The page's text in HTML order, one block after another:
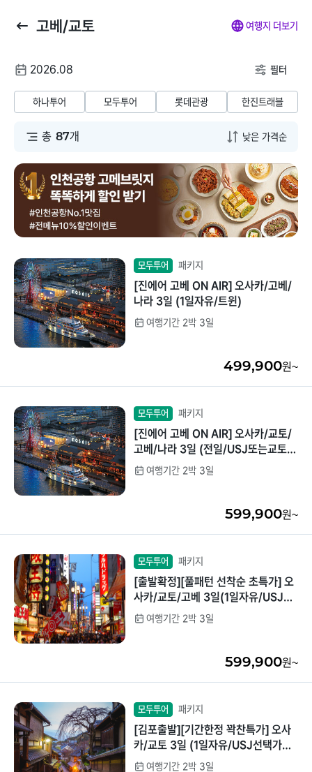
뒤
기
고베/교토 여행지 더보기
여
짜
2026.08 필터
하나투어 모두투어 롯데관광 한진트래블
총 87개
모두투어 패키지
[진에어 고베 ON AIR] 오사카/고베/
나라 3일 (1일자유/트윈)
여행기간 2박 3일
499,900원~
모두투어 패키지
[진에어 고베 ON AIR] 오사카/교토/
고베/나라 3일 (전일/USJ또는교토관
광/트윈)
여행기간 2박 3일
599,900원~
모두투어 패키지
[출발확정][풀패턴 선착순 초특가] 오
사카/교토/고베 3일(1일자유/USJ선
택가능/사와노츠루사케박물관)
여행기간 2박 3일
599,900원~
모두투어 패키지
[김포출발][기간한정 꽉찬특가] 오사
카/교토 3일 (1일자유/USJ선택가능/
컵라면박물관)
여행기간 2박 3일
나
전
뉴
기
해외패키지 해외항공+호텔 해외호텔 해외항공
동남아/대만/서남
말레이시아
베트남
인도네시아
필리핀
캄보디아
라오스
브루나이
싱가포르
인도/네팔
일본
괌/사이판/호주/뉴
질랜드
유럽/아프리카
미주/하와이/알래
스카
중국/홍콩/몽골/중
앙아시아